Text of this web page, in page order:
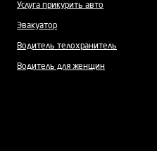
Услуга прикурить авто
Эвакуатор
Водитель телохранитель
Водитель для женщин